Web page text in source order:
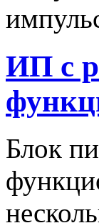
ИП с
Блок